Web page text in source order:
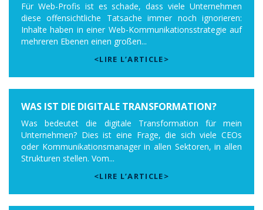
Für Web-Profis ist es schade, dass viele Unternehmen
diese offensichtliche Tatsache immer noch ignorieren:
Inhalte haben in einer Web-Kommunikationsstrategie auf
mehreren Ebenen einen großen...
<LIRE L’ARTICLE>
WAS IST DIE DIGITALE TRANSFORMATION?
Was bedeutet die digitale Transformation für mein
Unternehmen? Dies ist eine Frage, die sich viele CEOs
oder Kommunikationsmanager in allen Sektoren, in allen
Strukturen stellen. Vom...
<LIRE L’ARTICLE>